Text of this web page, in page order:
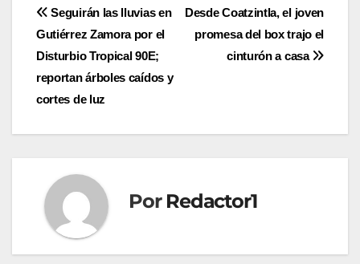
Navegación
de
entradas
Desde Coatzintla, el joven
promesa del box trajo el
cinturón a casa
Seguirán las lluvias en
Gutiérrez Zamora por el
Disturbio Tropical 90E;
reportan árboles caídos y
cortes de luz
Por Redactor1